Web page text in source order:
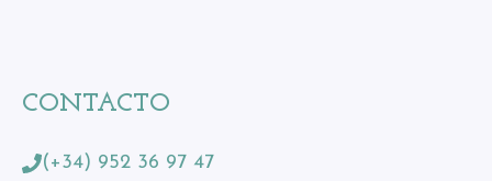
CONTACTO
(+34) 952 36 97 47